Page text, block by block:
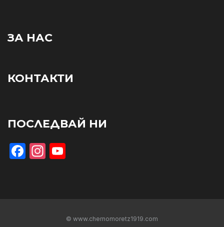
ЗА НАС
КОНТАКТИ
ПОСЛЕДВАЙ НИ
Facebook
Instagram
© www.chernomoretz1919.com